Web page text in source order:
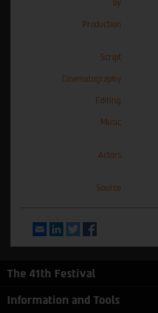
by
Production
Script
Cinematography
Editing
Music
Actors
Source
EmailLinkedInTwitter
The 41th Festival
Information and Tools